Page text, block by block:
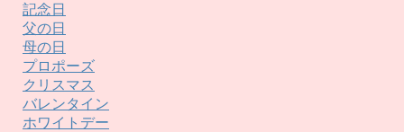
記念日
父の日
母の日
プロポーズ
クリスマス
バレンタイン
ホワイトデー